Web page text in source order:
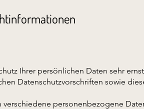
Ihrer persönlichen Daten sehr
Datenschutzvorschriften sowie
personenbezogene